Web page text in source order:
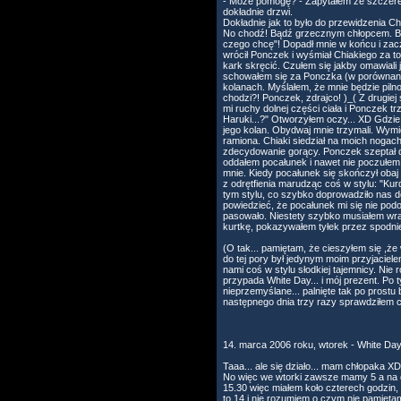
dokładnie drzwi.
Dokładnie jak to było do przewidzenia
No chodź! Bądź grzecznym chłopcem.
czego chcę"! Dopadł mnie w końcu i
wrócił Ponczek i wyśmiał Chiakiego za
kark skręcić. Czułem się jakby
schowałem się za Ponczka (w
kolanach. Myślałem, że mnie będzie
chodzi?! Ponczek, zdrajco! )_( Z drugiej
mi ruchy dolnej części ciała i Ponczek
Haruki...?" Otworzyłem oczy... XD
jego kolan. Obydwaj mnie trzymali.
ramiona. Chiaki siedział na moich
zdecydowanie gorący. Ponczek
oddałem pocałunek i nawet nie
mnie. Kiedy pocałunek się skończył
z odrętfienia marudząc coś w stylu:
tym stylu, co szybko doprowadziło nas
powiedzieć, że pocałunek mi się nie
pasowało. Niestety szybko musiałem
kurtkę, pokazywałem tyłek przez
(O tak... pamiętam, że cieszyłem się
do tej pory był jedynym moim
nami coś w stylu słodkiej tajemnicy. Nie
przypada White Day... i mój prezent. Po
nieprzemyślane... palnięte tak po prostu
następnego dnia trzy razy
14. marca 2006 roku, wtorek - White
Taaa... ale się działo... mam chłopaka
No więc we wtorki zawsze mamy 5 a na
15.30 więc miałem koło czterech
to 14 i nie rozumiem o czym nie